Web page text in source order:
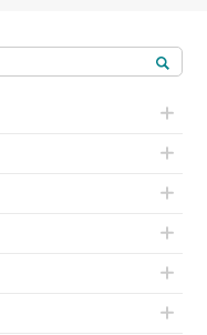
）